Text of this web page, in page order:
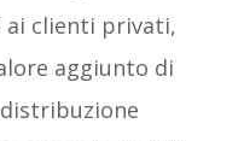
ai clienti privati,
aggiunto di